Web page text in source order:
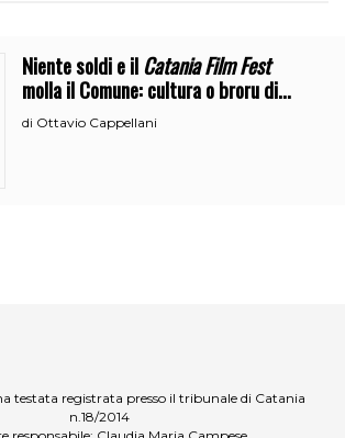
Niente soldi e ilCatania Film Fest
molla il Comune: cultura o broru di
ciciri?
di Ottavio Cappellani
testata registrata presso il tribunale di Catania
n.18/2014